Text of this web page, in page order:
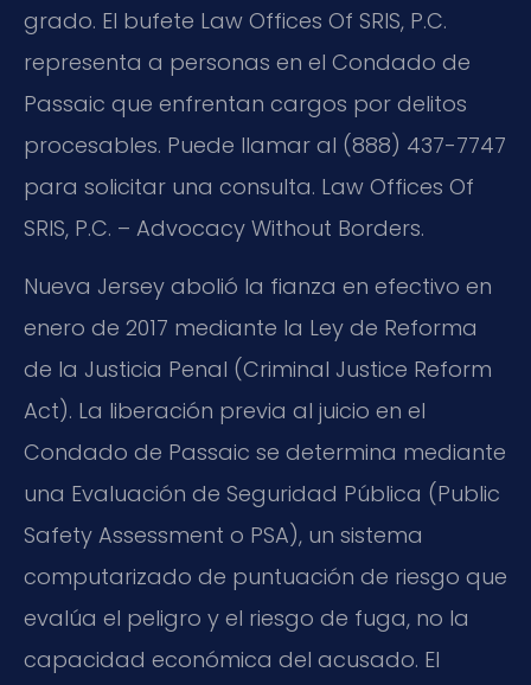
grado. El bufete Law Offices Of SRIS, P.C.
representa a personas en el Condado de
Passaic que enfrentan cargos por delitos
procesables. Puede llamar al (888) 437-7747
para solicitar una consulta. Law Offices Of
SRIS, P.C. – Advocacy Without Borders.
Nueva Jersey abolió la fianza en efectivo en
enero de 2017 mediante la Ley de Reforma
de la Justicia Penal (Criminal Justice Reform
Act). La liberación previa al juicio en el
Condado de Passaic se determina mediante
una Evaluación de Seguridad Pública (Public
Safety Assessment o PSA), un sistema
computarizado de puntuación de riesgo que
evalúa el peligro y el riesgo de fuga, no la
capacidad económica del acusado. El